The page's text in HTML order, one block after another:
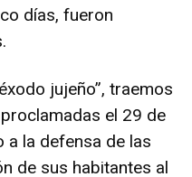
días, fueron
jujeño”, traemos
el 29 de
a la defensa de las
de sus habitantes al